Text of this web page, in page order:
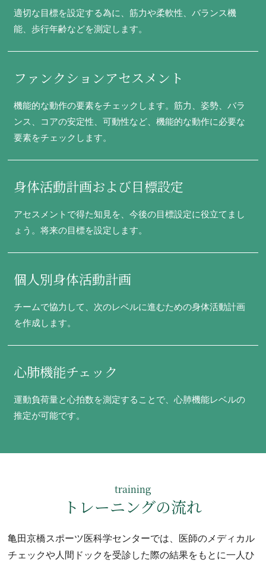
適切な目標を設定する為に、筋力や柔軟性、バランス機
能、歩行年齢などを測定します。
ファンクションアセスメント
機能的な動作の要素をチェックします。筋力、姿勢、バラ
ンス、コアの安定性、可動性など、機能的な動作に必要な
要素をチェックします。
身体活動計画および目標設定
アセスメントで得た知見を、今後の目標設定に役立てまし
ょう。将来の目標を設定します。
個人別身体活動計画
チームで協力して、次のレベルに進むための身体活動計画
を作成します。
心肺機能チェック
運動負荷量と心拍数を測定することで、心肺機能レベルの
推定が可能です。
training
トレーニングの流れ
亀田京橋スポーツ医科学センターでは、医師のメディカル
チェックや人間ドックを受診した際の結果をもとに一人ひ